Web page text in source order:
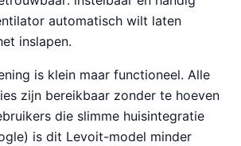
automatisch wilt laten
inslapen.
is klein maar functioneel. Alle
zijn bereikbaar zonder te hoeven
die slimme huisintegratie
is dit Levoit-model minder